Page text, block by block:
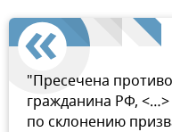
"Пресечена
гражданина РФ,
по склонению